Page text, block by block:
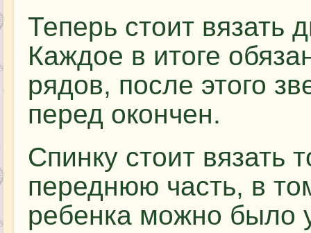
Теперь стоит вязать
Каждое в итоге
рядов, после этого
перед окончен.
Спинку стоит вязать
переднюю часть, в
ребенка можно было